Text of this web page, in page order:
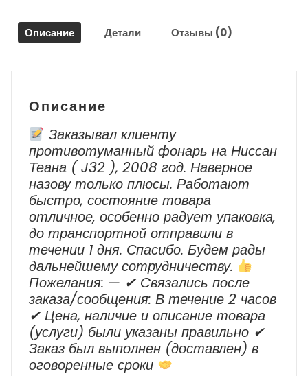
Описание Детали Отзывы (0)
Описание
Заказывал клиенту
противотуманный фонарь на Ниссан
Теана ( J32 ), 2008 год. Наверное
назову только плюсы. Работают
быстро, состояние товара
отличное, особенно радует упаковка,
до транспортной отправили в
течении 1 дня. Спасибо. Будем рады
дальнейшему сотрудничеству.
Пожелания: — ✔ Cвязались после
заказа/сообщения: В течение 2 часов
✔ Цена, наличие и описание товара
(услуги) были указаны правильно ✔
Заказ был выполнен (доставлен) в
оговоренные сроки